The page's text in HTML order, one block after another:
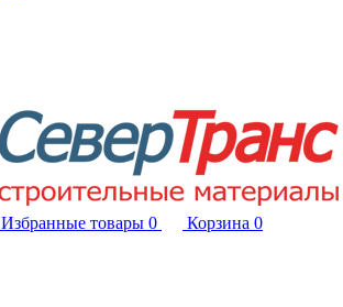
Избранные товары 0 Корзина 0